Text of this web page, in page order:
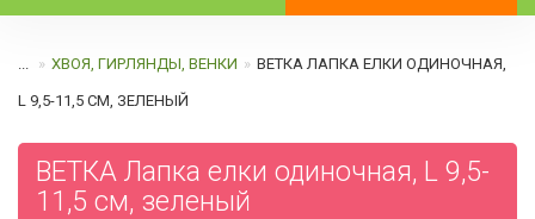
... ХВОЯ, ГИРЛЯНДЫ, ВЕНКИ ВЕТКА ЛАПКА ЕЛКИ ОДИНОЧНАЯ,
L 9,5-11,5 СМ, ЗЕЛЕНЫЙ
ВЕТКА Лапка елки одиночная, L 9,5-
11,5 см, зеленый